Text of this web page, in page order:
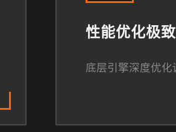
性能优化极致
底层引擎深度优化